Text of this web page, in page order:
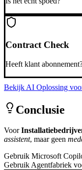
Contract Check
Heeft klant
Bekijk AI Oplossing
Conclusie
Voor
assistent, maar geen
Gebruik Microsoft
Gebruik Agentfabriek